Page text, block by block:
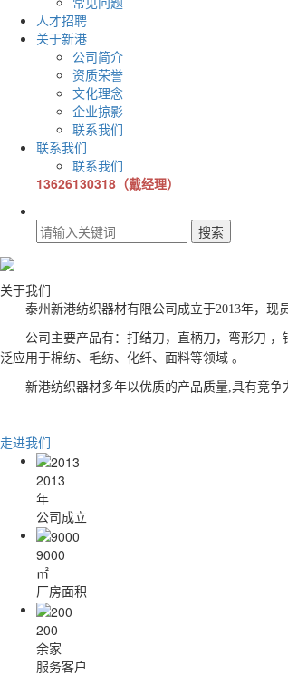
人才招聘
关于新港
公司简介
资质荣誉
文化理念
企业掠影
联系我们
联系我们
联系我们
13626130318（戴经理）
关于我们
泰州新港纺织器材有限公司成立于2013年，
公司主要产品有：打结刀，直柄刀，弯形刀
泛应用于棉纺、毛纺、化纤、面料等领域 。
新港纺织器材多年以优质的产品质量,具有竞
走进我们
2013
年
公司成立
9000
㎡
厂房面积
200
余家
服务客户